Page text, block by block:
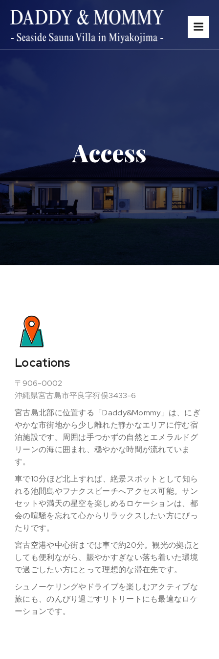
Access
Locations
〒906-0002
沖縄県宮古島市平良字狩俣3433-6
宮古島北部に位置する「Daddy&Mommy」は、にぎ
やかな市街地から少し離れた静かなエリアに佇む宿
泊施設です。周囲は手つかずの自然とエメラルドグ
リーンの海に囲まれ、穏やかな時間が流れていま
す。
車で10分ほど北上すれば、絶景スポットとして知ら
れる池間島やフナクスビーチへアクセス可能。サン
セットや満天の星空を楽しめるロケーションは、都
会の喧騒を忘れて心からリラックスしたい方にぴっ
たりです。
宮古空港や中心街までは車で約20分。観光の拠点と
しても便利ながら、賑やかすぎない落ち着いた環境
で過ごしたい方にとって理想的な滞在先です。
シュノーケリングやドライブを楽しむアクティブな
旅にも、のんびり過ごすリトリートにも最適なロケ
ーションです。